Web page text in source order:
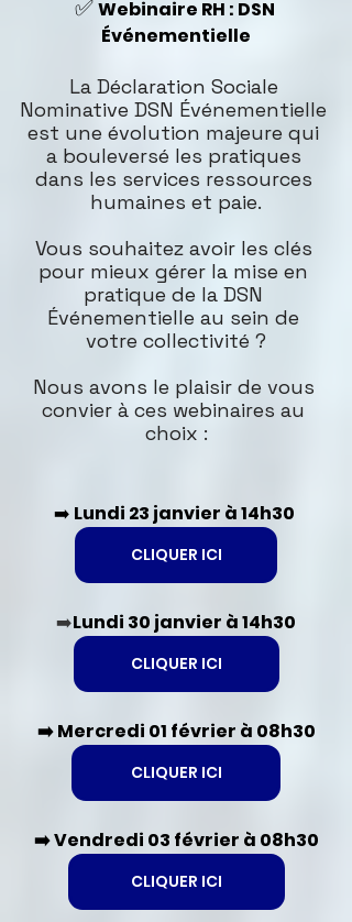
✅Webinaire RH : DSN
Événementielle
La Déclaration Sociale
Nominative DSN Événementielle
est une évolution majeure qui
a bouleversé les pratiques
dans les services ressources
humaines et paie.
Vous souhaitez avoir les clés
pour mieux gérer la mise en
pratique de la DSN
Événementielle au sein de
votre collectivité ?
Nous avons le plaisir de vous
convier à ces webinaires au
choix :
➡️ Lundi 23 janvier à 14h30
CLIQUER ICI
➡️Lundi 30 janvier à 14h30
CLIQUER ICI
➡️ Mercredi 01 février à 08h30
CLIQUER ICI
➡️ Vendredi 03 février à 08h30
CLIQUER ICI